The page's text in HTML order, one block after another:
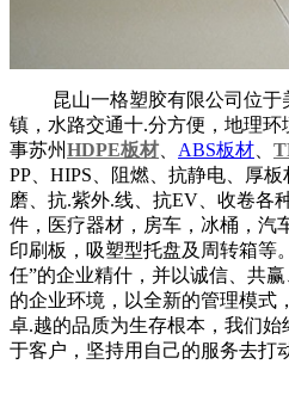
昆山一格塑胶有限公司位
镇，水路交通十.分方便，地理
事苏州HDPE板材 ABS板材
PP、HIPS、阻燃、抗静电、厚
磨、抗.紫外.线、抗EV、收卷各
件，医疗器材，房车，冰桶，汽
印刷板，吸塑型托盘及周转箱等
任”的企业精什，并以诚信、共
的企业环境，以全新的管理模式
卓.越的品质为生存根本，我们
于客户，坚持用自己的服务去打